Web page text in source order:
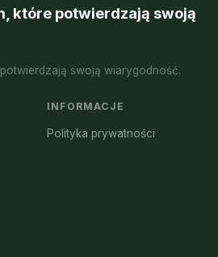
które potwierdzają swoją
swoją wiarygodność.
INFORMACJE
Polityka prywatności